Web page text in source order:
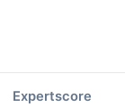
Expertscore